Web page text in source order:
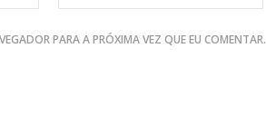
PARA A PRÓXIMA VEZ QUE EU COMENTAR.